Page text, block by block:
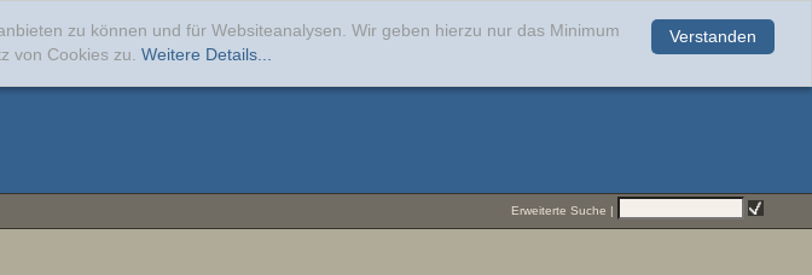
Verstanden
zu können und für Websiteanalysen. Wir geben hierzu nur das Minimum
von Cookies zu. Weitere Details...
Erweiterte Suche |